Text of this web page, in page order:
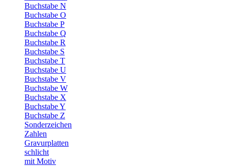
Buchstabe N
Buchstabe O
Buchstabe P
Buchstabe Q
Buchstabe R
Buchstabe S
Buchstabe T
Buchstabe U
Buchstabe V
Buchstabe W
Buchstabe X
Buchstabe Y
Buchstabe Z
Sonderzeichen
Zahlen
Gravurplatten
schlicht
mit Motiv